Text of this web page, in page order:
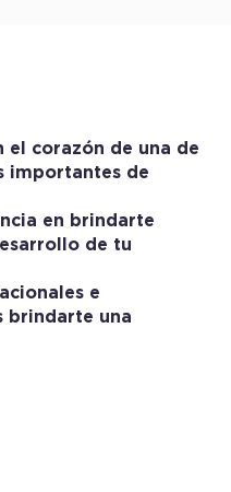
el corazón de una de
importantes de
en brindarte
de tu
e
brindarte una